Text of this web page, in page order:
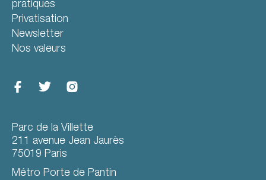
pratiques
Privatisation
Newsletter
Nos valeurs
Parc de la Villette
211 avenue Jean Jaurès
75019 Paris
Métro Porte de Pantin